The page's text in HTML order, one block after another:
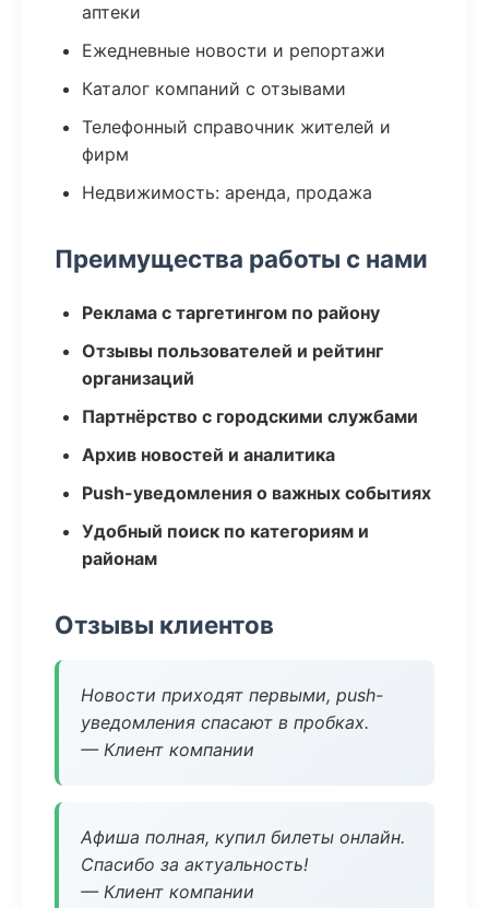
аптеки
Ежедневные новости и репортажи
Каталог компаний с отзывами
Телефонный справочник жителей и
фирм
Недвижимость: аренда, продажа
Преимущества работы с нами
Реклама с таргетингом по району
Отзывы пользователей и рейтинг
организаций
Партнёрство с городскими службами
Архив новостей и аналитика
Push-уведомления о важных событиях
Удобный поиск по категориям и
районам
Отзывы клиентов
Новости приходят первыми, push-
уведомления спасают в пробках.
— Клиент компании
Афиша полная, купил билеты онлайн.
Спасибо за актуальность!
— Клиент компании